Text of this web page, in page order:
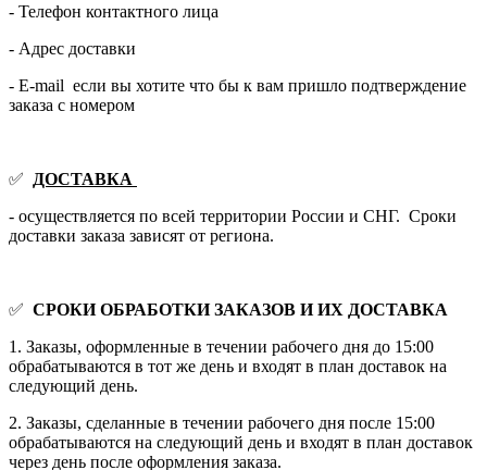
- Телефон контактного лица
- Адрес доставки
- E-mail если вы хотите что бы к вам пришло подтверждение
заказа с номером
✅
ДОСТАВКА
- осуществляется по всей территории России и СНГ. Сроки
доставки заказа зависят от региона.
✅ СРОКИ ОБРАБОТКИ ЗАКАЗОВ И ИХ ДОСТАВКА
1. Заказы, оформленные в течении рабочего дня до 15:00
обрабатываются в тот же день и входят в план доставок на
следующий день.
2. Заказы, сделанные в течении рабочего дня после 15:00
обрабатываются на следующий день и входят в план доставок
через день после оформления заказа.